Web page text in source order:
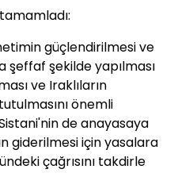
güçlendirilmesi ve
şekilde yapılması
ve Iraklıların
önemli
de anayasaya
giderilmesi için yasalara
çağrısını takdirle